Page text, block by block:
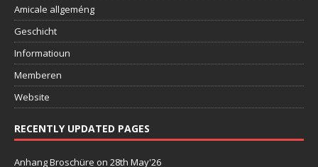
Amicale allgeméng
Geschicht
Informatioun
Memberen
Website
RECENTLY UPDATED PAGES
Anhang Broschüre on 28th May'26